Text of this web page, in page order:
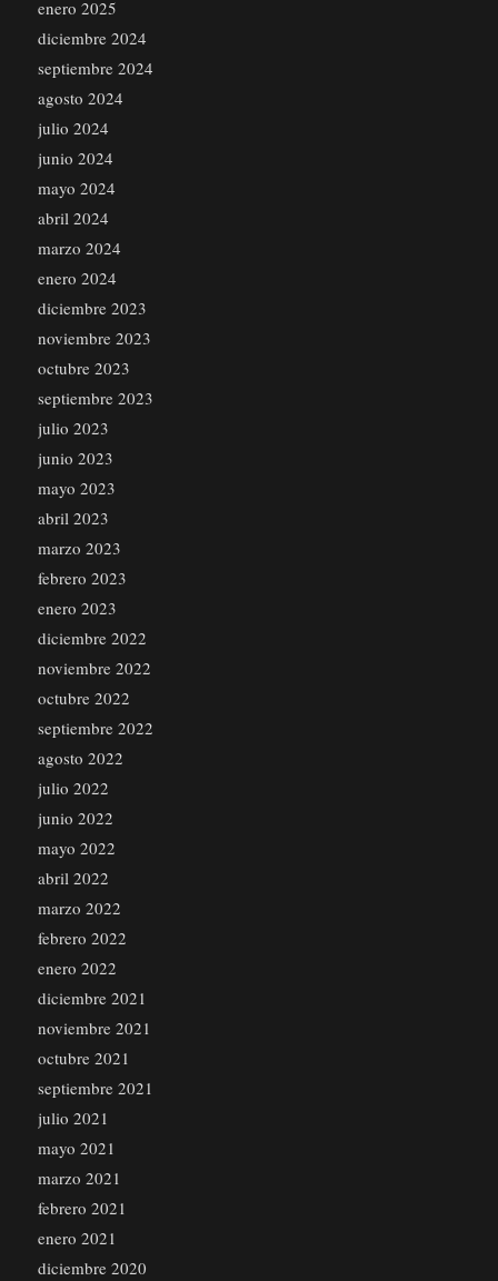
enero 2025
diciembre 2024
septiembre 2024
agosto 2024
julio 2024
junio 2024
mayo 2024
abril 2024
marzo 2024
enero 2024
diciembre 2023
noviembre 2023
octubre 2023
septiembre 2023
julio 2023
junio 2023
mayo 2023
abril 2023
marzo 2023
febrero 2023
enero 2023
diciembre 2022
noviembre 2022
octubre 2022
septiembre 2022
agosto 2022
julio 2022
junio 2022
mayo 2022
abril 2022
marzo 2022
febrero 2022
enero 2022
diciembre 2021
noviembre 2021
octubre 2021
septiembre 2021
julio 2021
mayo 2021
marzo 2021
febrero 2021
enero 2021
diciembre 2020